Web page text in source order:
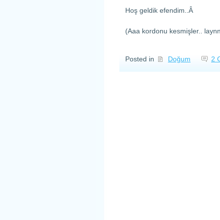
Hoş geldik efendim..Â
(Aaa kordonu kesmişler..
Posted in Doğum 2